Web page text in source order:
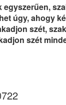
egyszerűen,
úgy, ahogy
szét,
szét